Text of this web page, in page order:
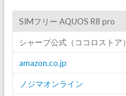
SIMフリー AQUOS R8 pro
シャープ公式（ココロストア）
amazon.co.jp
ノジマオンライン